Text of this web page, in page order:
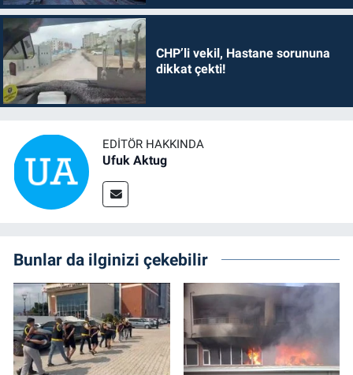
CHP’li vekil, Hastane sorununa
dikkat çekti!
EDITÖR HAKKINDA
Ufuk Aktug
Bunlar da ilginizi çekebilir